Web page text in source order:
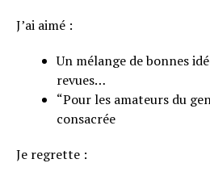
J’ai aimé :
Un mélange de bonnes
revues…
“Pour les amateurs du
consacrée
Je regrette :